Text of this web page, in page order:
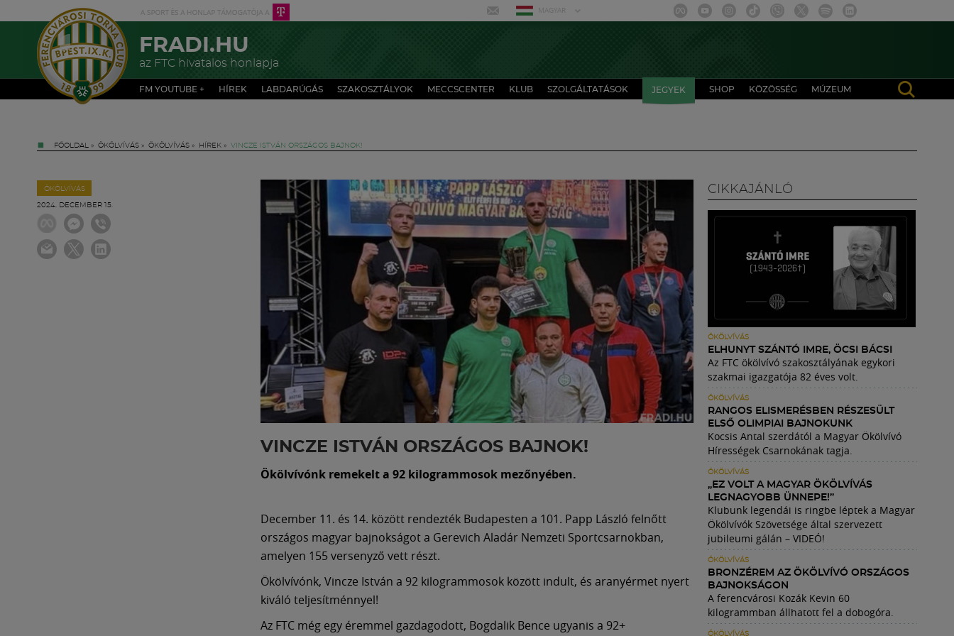
MAGYAR
FRADI.HU
az FTC hivatalos honlapja
FM YOUTUBE + HÍREK LABDARÚGÁS SZAKOSZTÁLYOK MECCSCENTER KLUB SZOLGÁLTATÁSOK JEGYEK SHOP KÖZÖSSÉG MÚZEUM
FŐOLDAL » ÖKÖLVÍVÁS » ÖKÖLVÍVÁS » HÍREK » VINCZE ISTVÁN ORSZÁGOS BAJNOK!
ÖKÖLVÍVÁS
2024. DECEMBER 15.
VINCZE ISTVÁN ORSZÁGOS BAJNOK!
Ökölvívónk remekelt a 92 kilogrammosok mezőnyében.
December 11. és 14. között rendezték Budapesten a 101. Papp László felnőtt
országos magyar bajnokságot a Gerevich Aladár Nemzeti Sportcsarnokban,
amelyen 155 versenyző vett részt.
Ökölvívónk, Vincze István a 92 kilogrammosok között indult, és aranyérmet nyert
kiváló teljesítménnyel!
Az FTC még egy éremmel gazdagodott, Bogdalik Bence ugyanis a 92+
CIKKAJÁNLÓ
ÖKÖLVÍVÁS
ELHUNYT SZÁNTÓ IMRE, ÖCSI BÁCSI
Az FTC ökölvívó szakosztályának egykori
szakmai igazgatója 82 éves volt.
ÖKÖLVÍVÁS
RANGOS ELISMERÉSBEN RÉSZESÜLT
ELSŐ OLIMPIAI BAJNOKUNK
Kocsis Antal szerdától a Magyar Ökölvívó
Hírességek Csarnokának tagja.
ÖKÖLVÍVÁS
„EZ VOLT A MAGYAR ÖKÖLVÍVÁS
LEGNAGYOBB ÜNNEPE!”
Klubunk legendái is ringbe léptek a Magyar
Ökölvívók Szövetsége által szervezett
jubileumi gálán – VIDEÓ!
ÖKÖLVÍVÁS
BRONZÉREM AZ ÖKÖLVÍVÓ ORSZÁGOS
BAJNOKSÁGON
A ferencvárosi Kozák Kevin 60
kilogrammban állhatott fel a dobogóra.
ÖKÖLVÍVÁS